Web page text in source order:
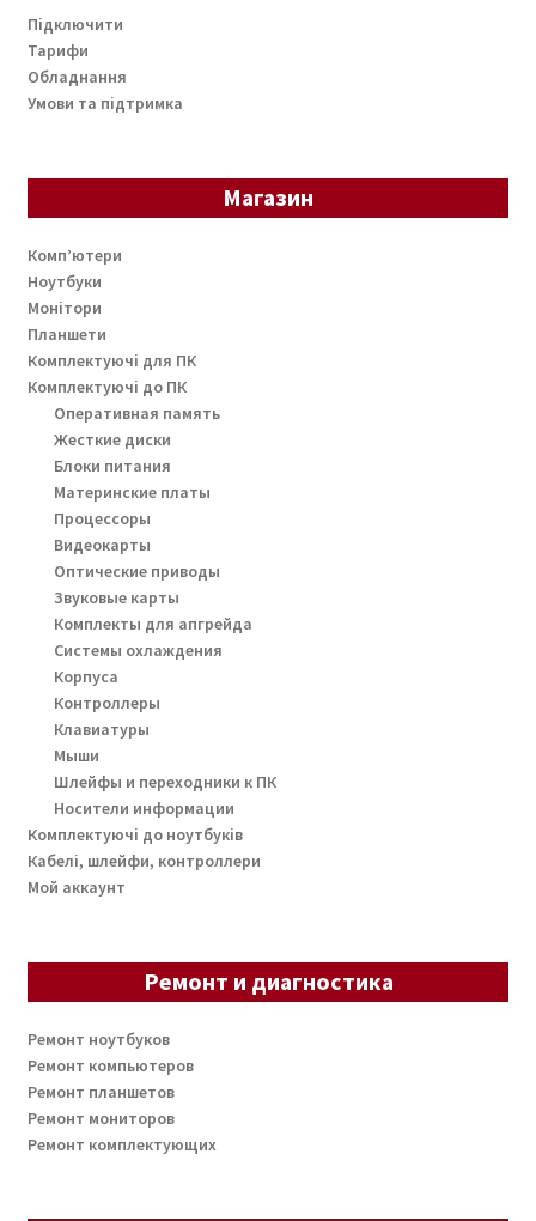
Підключити
Тарифи
Обладнання
Умови та підтримка
Магазин
Комп’ютери
Ноутбуки
Монітори
Планшети
Комплектуючі для ПК
Комплектуючі до ПК
Оперативная память
Жесткие диски
Блоки питания
Материнские платы
Процессоры
Видеокарты
Оптические приводы
Звуковые карты
Комплекты для апгрейда
Системы охлаждения
Корпуса
Контроллеры
Клавиатуры
Мыши
Шлейфы и переходники к ПК
Носители информации
Комплектуючі до ноутбуків
Кабелі, шлейфи, контроллери
Мой аккаунт
Ремонт и диагностика
Ремонт ноутбуков
Ремонт компьютеров
Ремонт планшетов
Ремонт мониторов
Ремонт комплектующих